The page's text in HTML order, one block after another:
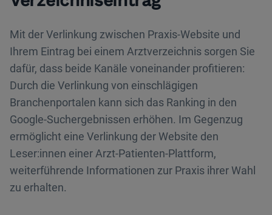
Mit der Verlinkung zwischen Praxis-Website und
Ihrem Eintrag bei einem Arztverzeichnis sorgen Sie
dafür, dass beide Kanäle voneinander profitieren:
Durch die Verlinkung von einschlägigen
Branchenportalen kann sich das Ranking in den
Google-Suchergebnissen erhöhen. Im Gegenzug
ermöglicht eine Verlinkung der Website den
Leser:innen einer Arzt-Patienten-Plattform,
weiterführende Informationen zur Praxis ihrer Wahl
zu erhalten.